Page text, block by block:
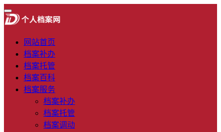
网站首页
档案补办
档案托管
档案百科
档案服务
档案补办
档案托管
档案调动